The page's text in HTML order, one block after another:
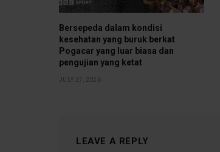
Bersepeda dalam kondisi
kesehatan yang buruk berkat
Pogacar yang luar biasa dan
pengujian yang ketat
JULY 27, 2026
LEAVE A REPLY